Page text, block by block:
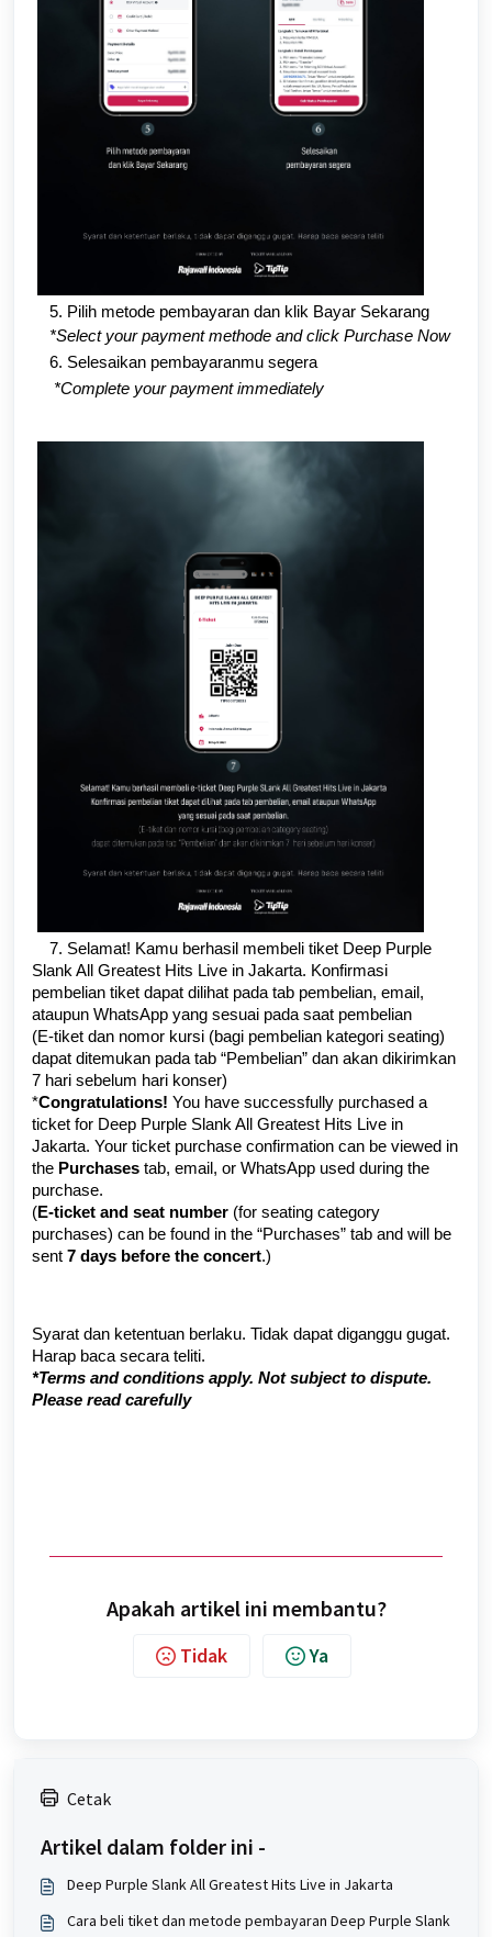
5. Pilih metode pembayaran dan klik Bayar Sekarang
*Select your payment methode and click Purchase Now
6. Selesaikan pembayaranmu segera
*Complete your payment immediately
7. Selamat! Kamu berhasil membeli tiket Deep Purple
Slank All Greatest Hits Live in Jakarta. Konfirmasi
pembelian tiket dapat dilihat pada tab pembelian, email,
ataupun WhatsApp yang sesuai pada saat pembelian
(E-tiket dan nomor kursi (bagi pembelian kategori seating)
dapat ditemukan pada tab “Pembelian” dan akan dikirimkan
7 hari sebelum hari konser)
*Congratulations! You have successfully purchased a
ticket for Deep Purple Slank All Greatest Hits Live in
Jakarta. Your ticket purchase confirmation can be viewed in
the Purchases tab, email, or WhatsApp used during the
purchase.
(E-ticket and seat number (for seating category
purchases) can be found in the “Purchases” tab and will be
sent 7 days before the concert.)
Syarat dan ketentuan berlaku. Tidak dapat diganggu gugat.
Harap baca secara teliti.
*Terms and conditions apply. Not subject to dispute.
Please read carefully
Apakah artikel ini membantu?
Tidak Ya
Cetak
Artikel dalam folder ini -
Deep Purple Slank All Greatest Hits Live in Jakarta
Cara beli tiket dan metode pembayaran Deep Purple Slank